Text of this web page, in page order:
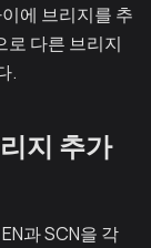
에 브리지를 추
로 다른 브리지
.
지 추가
과 SCN을 각